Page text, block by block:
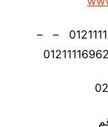
موبايل: 01211116954 – – 01211116956 – –